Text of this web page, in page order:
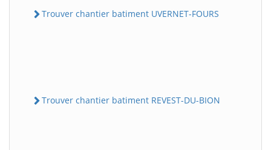
Trouver chantier batiment UVERNET-FOURS
Trouver chantier batiment REVEST-DU-BION